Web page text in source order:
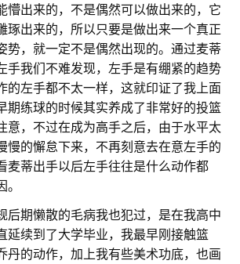
懵出来的，不是偶然可以做出来的，它
琢出来的，所以只要是做出来一个真正
势，就一定不是偶然出现的。通过麦蒂
手我们不难发现，左手是有绷紧的趋势
的左手都不太一样，这就印证了我上面
期练球的时候其实养成了非常好的投篮
意，不过在成为高手之后，由于水平太
慢的懈怠下来，不再刻意去在意左手的
麦蒂出手以后左手往往是什么动作都
后期懒散的毛病我也犯过，是在我高中
延续到了大学毕业，我最早刚接触篮
丹的动作，加上我有些美术功底，也画